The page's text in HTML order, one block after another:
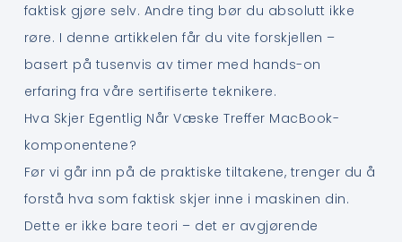
faktisk gjøre selv. Andre ting bør du absolutt ikke
røre. I denne artikkelen får du vite forskjellen –
basert på tusenvis av timer med hands-on
erfaring fra våre sertifiserte teknikere.
Hva Skjer Egentlig Når Væske Treffer MacBook-
komponentene?
Før vi går inn på de praktiske tiltakene, trenger du å
forstå hva som faktisk skjer inne i maskinen din.
Dette er ikke bare teori – det er avgjørende